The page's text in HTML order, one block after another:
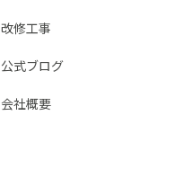
改修工事
公式ブログ
会社概要